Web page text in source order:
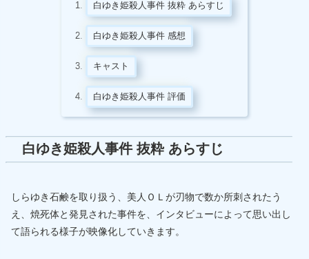
白ゆき姫殺人事件 抜粋 あらすじ
白ゆき姫殺人事件 感想
キャスト
白ゆき姫殺人事件 評価
白ゆき姫殺人事件 抜粋 あらすじ
しらゆき石鹸を取り扱う、美人ＯＬが刃物で数か所刺されたう
え、焼死体と発見された事件を、インタビューによって思い出し
て語られる様子が映像化していきます。